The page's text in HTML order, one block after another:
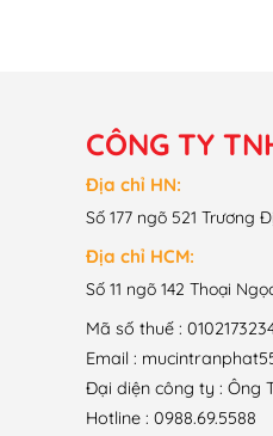
CÔNG TY
Địa chỉ HN:
Số 177 ngõ 521 Trương
Địa chỉ HCM:
Số 11 ngõ 142 Thoại
Mã số thuế :
Email :
Đại diện công ty : Ông
Hotline : 0988.69.5588